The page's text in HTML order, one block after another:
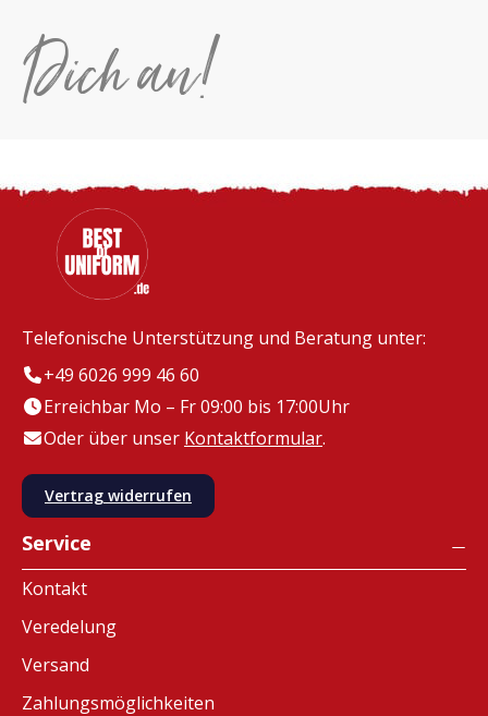
Dich an!
Telefonische Unterstützung und Beratung unter:
+49 6026 999 46 60
Erreichbar Mo – Fr 09:00 bis 17:00Uhr
Oder über unser Kontaktformular.
Vertrag widerrufen
Service
Kontakt
Veredelung
Versand
Zahlungsmöglichkeiten